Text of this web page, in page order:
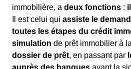
immobilière, a deux fonctions :
Il est celui qui assiste le
toutes les étapes du crédit
simulation de prêt immobilier à la
dossier de prêt, en passant par
auprès des banques avant la